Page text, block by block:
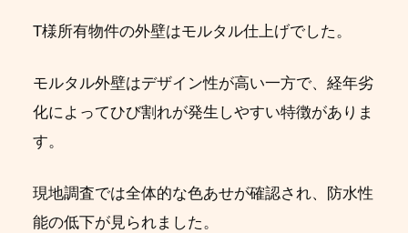
T様所有物件の外壁はモルタル仕上げでした。
モルタル外壁はデザイン性が高い一方で、経年劣
化によってひび割れが発生しやすい特徴がありま
す。
現地調査では全体的な色あせが確認され、防水性
能の低下が見られました。